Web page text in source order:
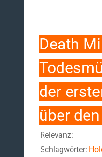
Death
der
über
Relevanz:
Schlagwörter: